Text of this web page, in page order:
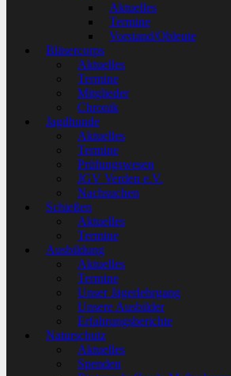
Aktuelles
Termine
Vorstand/Obleute
Bläsercorps
Aktuelles
Termine
Mitglieder
Chronik
Jagdhunde
Aktuelles
Termine
Prüfungswesen
JGV Verden e.V.
Nachsuchen
Schießen
Aktuelles
Termine
Ausbildung
Aktuelles
Termine
Unser Jägerlehrgang
Unsere Ausbilder
Erfahrungsberichte
Naturschutz
Aktuelles
Spenden